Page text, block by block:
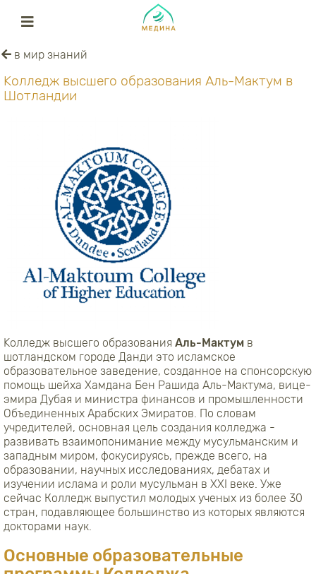
в мир знаний
Kолледж высшего образования Аль-Мактум в
Шотландии
Kолледж высшего образования Аль-Мактум в
шотландском городе Данди это исламское
образовательное заведение, созданное на спонсорскую
помощь шейха Хамдана Бен Рашида Аль-Мактума, вице-
эмира Дубая и министра финансов и промышленности
Объединенных Арабских Эмиратов. По словам
учредителей, основная цель создания колледжа -
развивать взаимопонимание между мусульманским и
западным миром, фокусируясь, прежде всего, на
образовании, научных исследованиях, дебатах и
изучении ислама и роли мусульман в XXI веке. Уже
сейчас Колледж выпустил молодых ученых из более 30
стран, подавляющее большинство из которых являются
докторами наук.
Основные образовательные